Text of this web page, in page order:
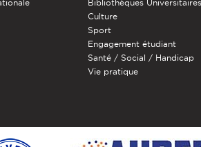
Bibliothèques Universitaires
Culture
Sport
Engagement étudiant
Santé / Social / Handicap
Vie pratique